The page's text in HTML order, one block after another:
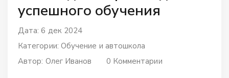
успешного обучения
Дата: 6 дек 2024
Категории: Обучение и автошкола
Автор: Олег Иванов 0 Комментарии